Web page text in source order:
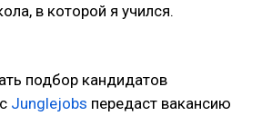
в которой я учился.
подбор кандидатов
Junglejobs передаст вакансию